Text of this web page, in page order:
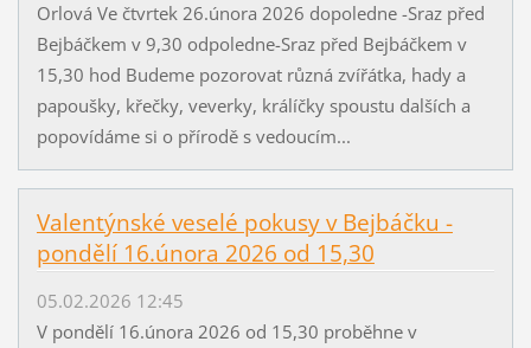
Orlová Ve čtvrtek 26.února 2026 dopoledne -Sraz před
Bejbáčkem v 9,30 odpoledne-Sraz před Bejbáčkem v
15,30 hod Budeme pozorovat různá zvířátka, hady a
papoušky, křečky, veverky, králíčky spoustu dalších a
popovídáme si o přírodě s vedoucím...
Valentýnské veselé pokusy v Bejbáčku -
pondělí 16.února 2026 od 15,30
05.02.2026 12:45
V pondělí 16.února 2026 od 15,30 proběhne v